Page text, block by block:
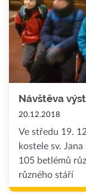
Návštěva
20.12.2018
Ve středu 19.
kostele sv.
105 betlémů
různého stáří